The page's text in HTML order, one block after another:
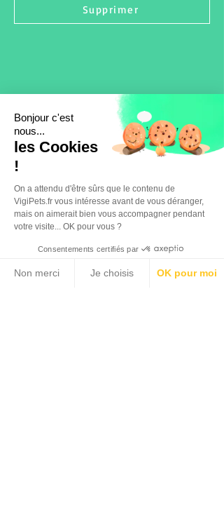
Supprimer
Bonjour c'est
nous...
les Cookies
!
On a attendu d'être sûrs que le contenu de
VigiPets.fr vous intéresse avant de vous déranger,
mais on aimerait bien vous accompagner pendant
votre visite... OK pour vous ?
Consentements certifiés par
Non merci Je choisis OK pour moi